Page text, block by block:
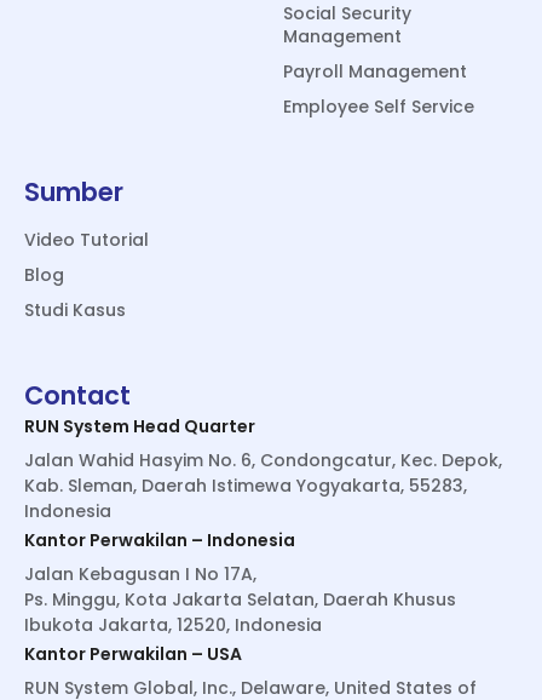
Social Security
Management
Payroll Management
Employee Self Service
Sumber
Video Tutorial
Blog
Studi Kasus
Contact
RUN System Head Quarter
Jalan Wahid Hasyim No. 6, Condongcatur, Kec. Depok,
Kab. Sleman, Daerah Istimewa Yogyakarta, 55283,
Indonesia
Kantor Perwakilan – Indonesia
Jalan Kebagusan I No 17A,
Ps. Minggu, Kota Jakarta Selatan, Daerah Khusus
Ibukota Jakarta, 12520, Indonesia
Kantor Perwakilan – USA
RUN System Global, Inc., Delaware, United States of